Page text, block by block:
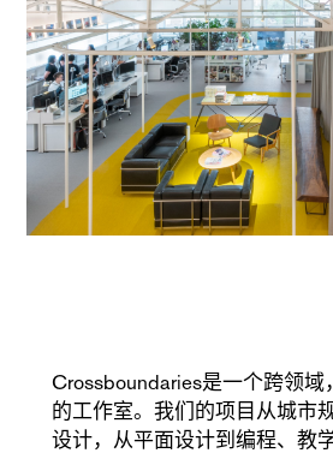
Crossboundaries是一个跨领
的工作室。我们的项目从城市
设计，从平面设计到编程、教